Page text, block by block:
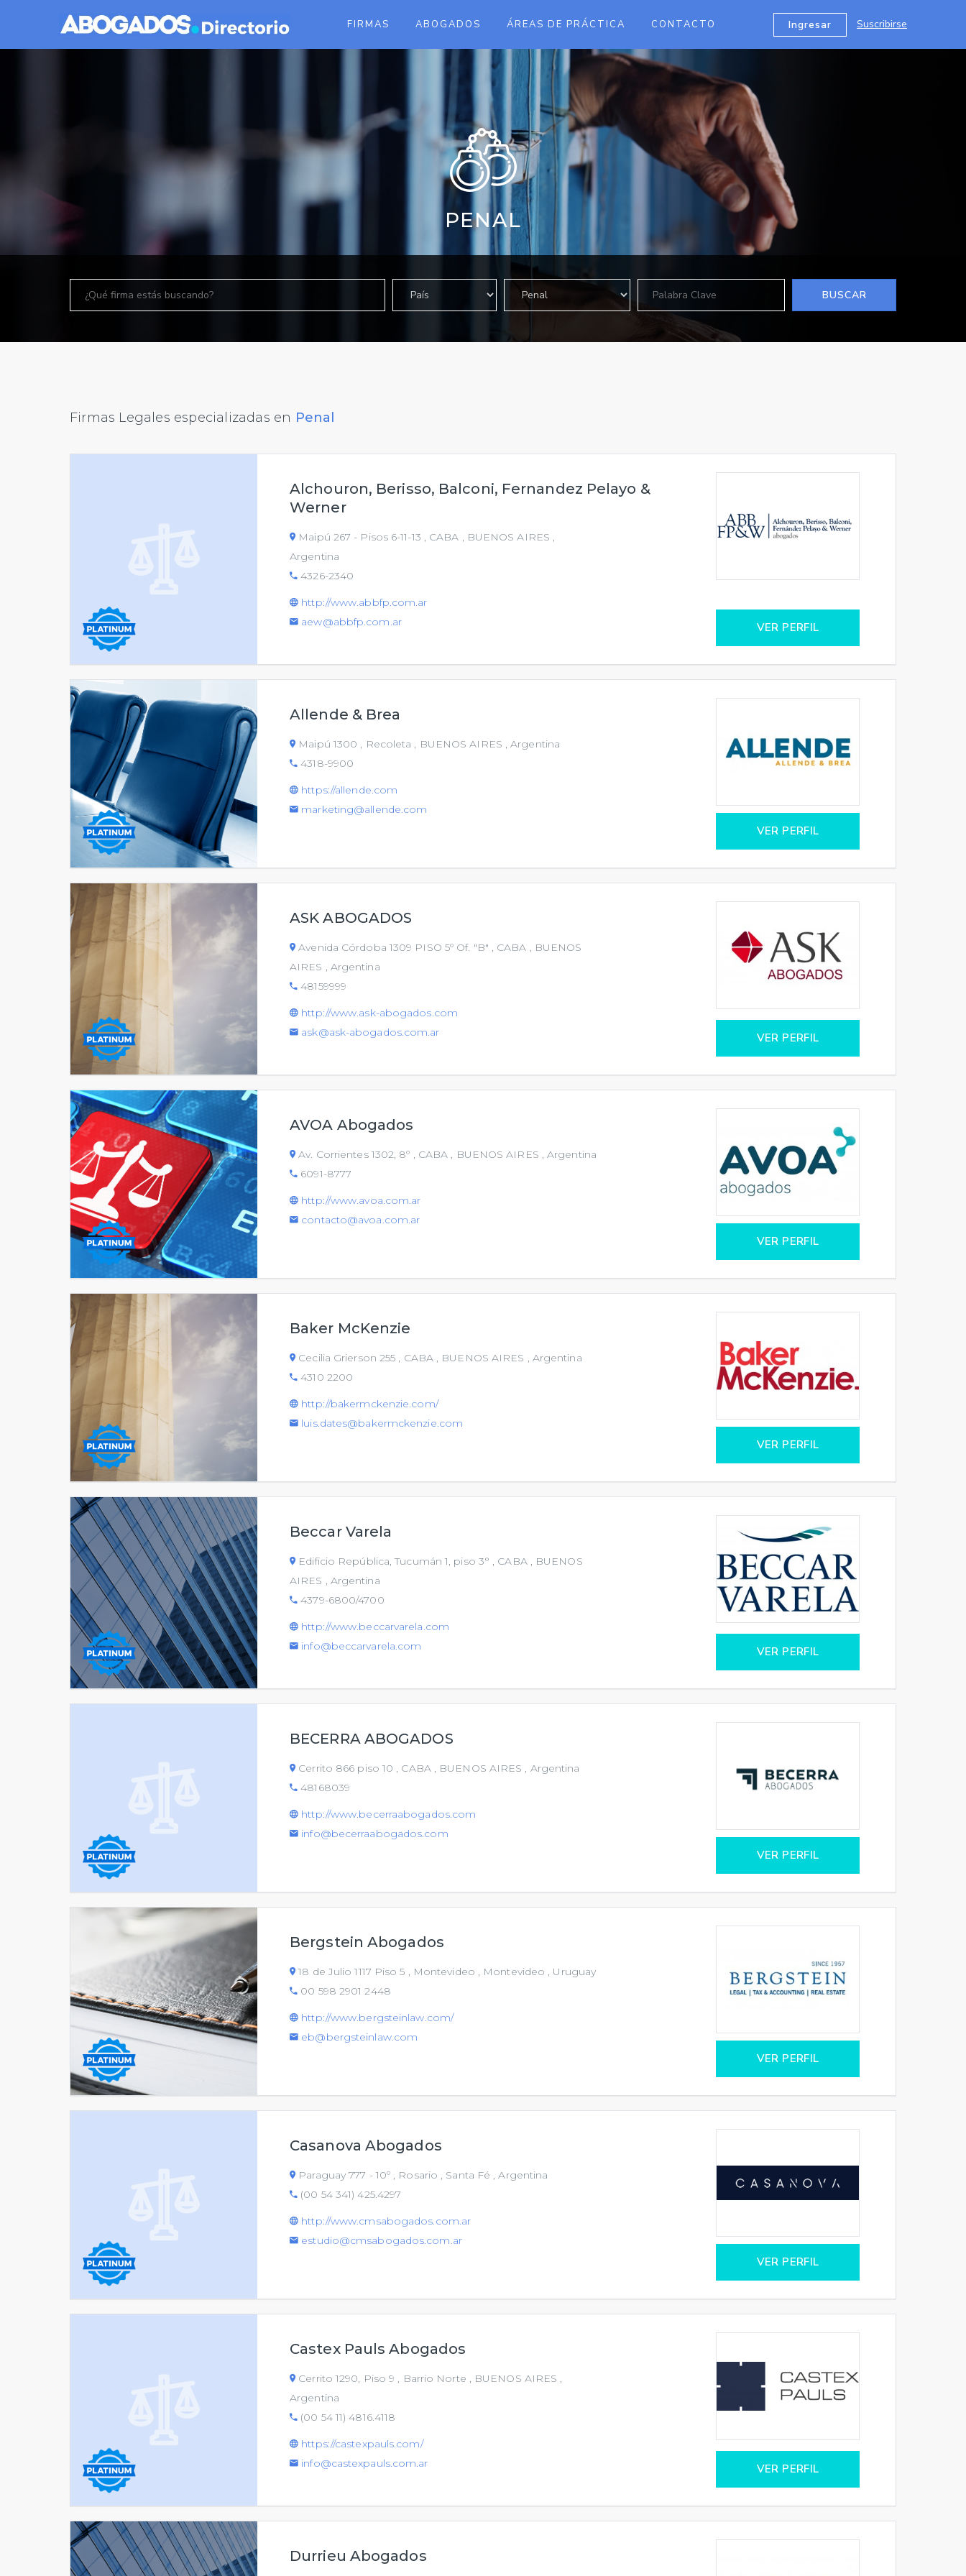
FIRMAS ABOGADOS ÁREAS DE PRÁCTICA CONTACTO Ingresar Suscribirse
PENAL
BUSCAR
Firmas Legales especializadas en Penal
Alchouron, Berisso, Balconi, Fernandez Pelayo &
Werner
Maipú 267 - Pisos 6-11-13 , CABA , BUENOS AIRES ,
Argentina
4326-2340
http://www.abbfp.com.ar
aew@abbfp.com.ar
VER PERFIL
Allende & Brea
Maipú 1300 , Recoleta , BUENOS AIRES , Argentina
4318-9900
https://allende.com
marketing@allende.com
VER PERFIL
ASK ABOGADOS
Avenida Córdoba 1309 PISO 5º Of. "B" , CABA , BUENOS
AIRES , Argentina
48159999
http://www.ask-abogados.com
ask@ask-abogados.com.ar
VER PERFIL
AVOA Abogados
Av. Corrientes 1302, 8º , CABA , BUENOS AIRES , Argentina
6091-8777
http://www.avoa.com.ar
contacto@avoa.com.ar
VER PERFIL
Baker McKenzie
Cecilia Grierson 255 , CABA , BUENOS AIRES , Argentina
4310 2200
http://bakermckenzie.com/
luis.dates@bakermckenzie.com
VER PERFIL
Beccar Varela
Edificio República, Tucumán 1, piso 3° , CABA , BUENOS
AIRES , Argentina
4379-6800/4700
http://www.beccarvarela.com
info@beccarvarela.com
VER PERFIL
BECERRA ABOGADOS
Cerrito 866 piso 10 , CABA , BUENOS AIRES , Argentina
48168039
http://www.becerraabogados.com
info@becerraabogados.com
VER PERFIL
Bergstein Abogados
18 de Julio 1117 Piso 5 , Montevideo , Montevideo , Uruguay
00 598 2901 2448
http://www.bergsteinlaw.com/
eb@bergsteinlaw.com
VER PERFIL
Casanova Abogados
Paraguay 777 - 10º , Rosario , Santa Fé , Argentina
(00 54 341) 425.4297
http://www.cmsabogados.com.ar
estudio@cmsabogados.com.ar
VER PERFIL
Castex Pauls Abogados
Cerrito 1290, Piso 9 , Barrio Norte , BUENOS AIRES ,
Argentina
(00 54 11) 4816.4118
https://castexpauls.com/
info@castexpauls.com.ar
VER PERFIL
Durrieu Abogados